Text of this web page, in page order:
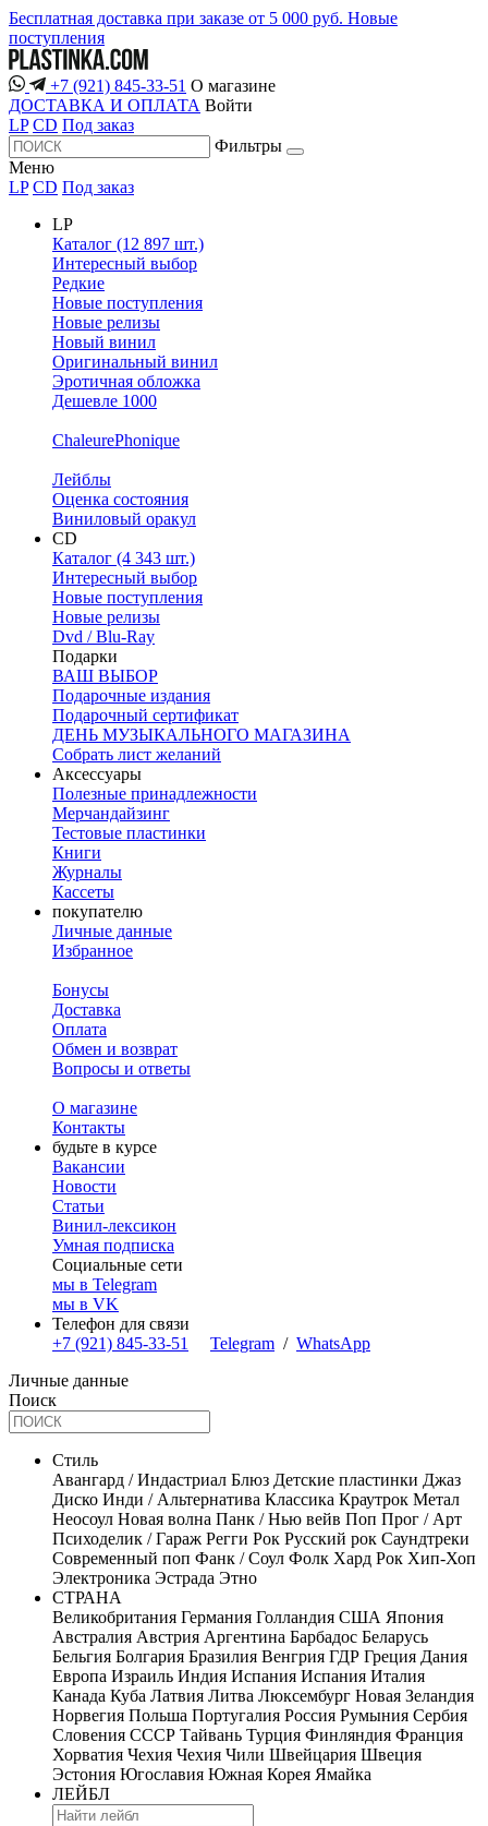
Бесплатная доставка при заказе от 5 000 руб. Новые
поступления
+7 (921) 845-33-51 О магазине
ДОСТАВКА И ОПЛАТА Войти
LP CD Под заказ
Фильтры
Меню
LP CD Под заказ
LP
Каталог (12 897 шт.)
Интересный выбор
Редкие
Новые поступления
Новые релизы
Новый винил
Оригинальный винил
Эротичная обложка
Дешевле 1000
ChaleurePhonique
Лейблы
Оценка состояния
Виниловый оракул
CD
Каталог (4 343 шт.)
Интересный выбор
Новые поступления
Новые релизы
Dvd / Blu-Ray
Подарки
ВАШ ВЫБОР
Подарочные издания
Подарочный сертификат
ДЕНЬ МУЗЫКАЛЬНОГО МАГАЗИНА
Собрать лист желаний
Аксессуары
Полезные принадлежности
Мерчандайзинг
Тестовые пластинки
Книги
Журналы
Кассеты
покупателю
Личные данные
Избранное
Бонусы
Доставка
Оплата
Обмен и возврат
Вопросы и ответы
О магазине
Контакты
будьте в курсе
Вакансии
Новости
Статьи
Винил-лексикон
Умная подписка
Социальные сети
мы в Telegram
мы в VK
Телефон для связи
+7 (921) 845-33-51
Telegram / WhatsApp
Личные данные
Поиск
Стиль
Авангард / Индастриал Блюз Детские пластинки Джаз
Диско Инди / Альтернатива Классика Краутрок Метал
Неосоул Новая волна Панк / Нью вейв Поп Прог / Арт
Психоделик / Гараж Регги Рок Русский рок Саундтреки
Современный поп Фанк / Соул Фолк Хард Рок Хип-Хоп
Электроника Эстрада Этно
СТРАНА
Великобритания Германия Голландия США Япония
Австралия Австрия Аргентина Барбадос Беларусь
Бельгия Болгария Бразилия Венгрия ГДР Греция Дания
Европа Израиль Индия Испания Испания Италия
Канада Куба Латвия Литва Люксембург Новая Зеландия
Норвегия Польша Португалия Россия Румыния Сербия
Словения СССР Тайвань Турция Финляндия Франция
Хорватия Чехия Чехия Чили Швейцария Швеция
Эстония Югославия Южная Корея Ямайка
ЛЕЙБЛ